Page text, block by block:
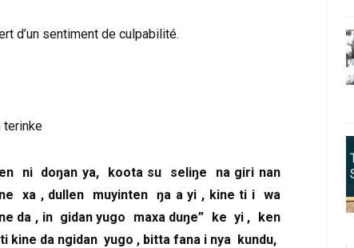
d’un sentiment de culpabilité.
terinke
ni doŋan ya, koota su seliŋe na giri nan
xa , dullen muyinten ŋa a yi , kine ti i wa
da , in gidan yugo maxa duŋe” ke yi , ken
da ngidan yugo , bitta fana i nya kundu,